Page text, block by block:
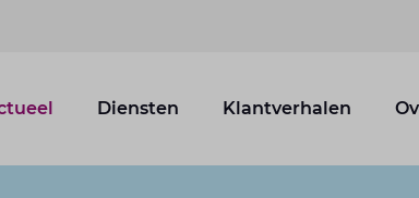
Diensten Klantverhalen